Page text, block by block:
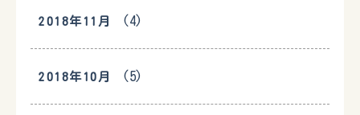
2018年11月 (4)
2018年10月 (5)